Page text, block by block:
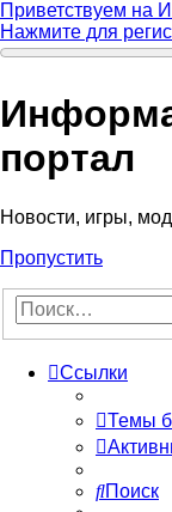
Приветствуем на
Нажмите для
портал
Новости, игры,
Пропустить
Ссылки
Темы
Поиск